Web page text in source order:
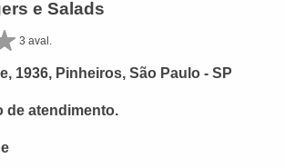
e Salads
3 aval.
1936, Pinheiros, São Paulo - SP
de atendimento.